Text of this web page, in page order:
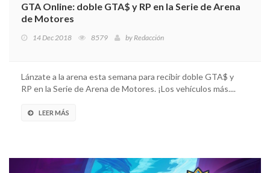
GTA Online: doble GTA$ y RP en la Serie de Arena
de Motores
14 Dec 2018 8579 byRedacción
Lánzate a la arena esta semana para recibir doble GTA$ y
RP en la Serie de Arena de Motores. ¡Los vehículos más....
LEER MÁS